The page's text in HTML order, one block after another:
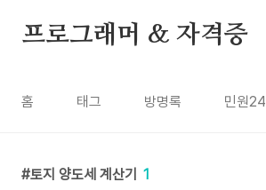
프로그래머 & 자격증
홈 태그 방명록 민원24
토지 양도세 계산기 1